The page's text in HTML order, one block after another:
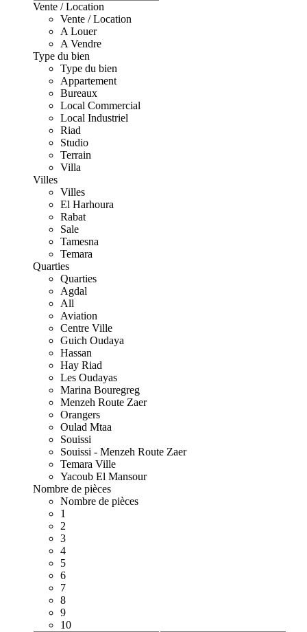
Vente / Location
Vente / Location
A Louer
A Vendre
Type du bien
Type du bien
Appartement
Bureaux
Local Commercial
Local Industriel
Riad
Studio
Terrain
Villa
Villes
Villes
El Harhoura
Rabat
Sale
Tamesna
Temara
Quarties
Quarties
Agdal
All
Aviation
Centre Ville
Guich Oudaya
Hassan
Hay Riad
Les Oudayas
Marina Bouregreg
Menzeh Route Zaer
Orangers
Oulad Mtaa
Souissi
Souissi - Menzeh Route Zaer
Temara Ville
Yacoub El Mansour
Nombre de pièces
Nombre de pièces
1
2
3
4
5
6
7
8
9
10